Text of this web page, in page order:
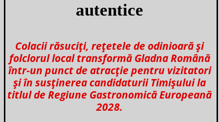
autentice
Colacii răsuciți, rețetele de odinioară și
folclorul local transformă Gladna Română
într-un punct de atracție pentru vizitatori
și în susținerea candidaturii Timișului la
titlul de Regiune Gastronomică Europeană
2028.